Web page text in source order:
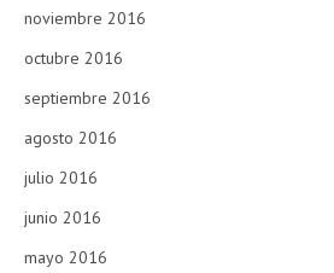
noviembre 2016
octubre 2016
septiembre 2016
agosto 2016
julio 2016
junio 2016
mayo 2016